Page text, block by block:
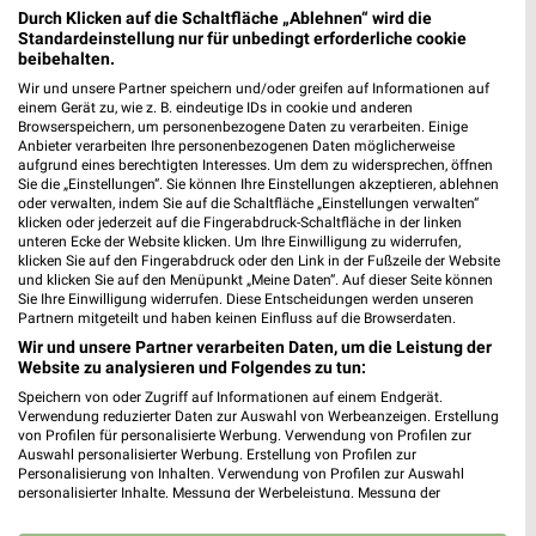
59581 Warstein
365,77 km
Sonderpreis Baumarkt Frankenberg (Eder)
Röddenauer Straße 18
35066 Frankenberg (Eder)
Heute geschlossen
356,96 km • Angebote: 2 Prospekte
C.F. Möscheid Frankenberg (Eder)
Siegener Str. 18
35066 Frankenberg (Eder)
Heute geschlossen
357,09 km
Durch Klicken auf die Schaltfläche „Ablehnen“ wird die
Standardeinstellung nur für unbedingt erforderliche cookie
beibehalten.
Wir und unsere Partner speichern und/oder greifen auf Informationen auf
einem Gerät zu, wie z. B. eindeutige IDs in cookie und anderen
Browserspeichern, um personenbezogene Daten zu verarbeiten. Einige
Anbieter verarbeiten Ihre personenbezogenen Daten möglicherweise
aufgrund eines berechtigten Interesses. Um dem zu widersprechen, öffnen
Sie die „Einstellungen“. Sie können Ihre Einstellungen akzeptieren, ablehnen
oder verwalten, indem Sie auf die Schaltfläche „Einstellungen verwalten“
klicken oder jederzeit auf die Fingerabdruck-Schaltfläche in der linken
unteren Ecke der Website klicken. Um Ihre Einwilligung zu widerrufen,
klicken Sie auf den Fingerabdruck oder den Link in der Fußzeile der Website
und klicken Sie auf den Menüpunkt „Meine Daten“. Auf dieser Seite können
Sie Ihre Einwilligung widerrufen. Diese Entscheidungen werden unseren
Partnern mitgeteilt und haben keinen Einfluss auf die Browserdaten.
Wir und unsere Partner verarbeiten Daten, um die Leistung der
Website zu analysieren und Folgendes zu tun:
Speichern von oder Zugriff auf Informationen auf einem Endgerät.
Verwendung reduzierter Daten zur Auswahl von Werbeanzeigen. Erstellung
von Profilen für personalisierte Werbung. Verwendung von Profilen zur
Auswahl personalisierter Werbung. Erstellung von Profilen zur
Personalisierung von Inhalten. Verwendung von Profilen zur Auswahl
personalisierter Inhalte. Messung der Werbeleistung. Messung der
Kombinationen von Daten aus verschiedenen Quellen. Entwicklung und